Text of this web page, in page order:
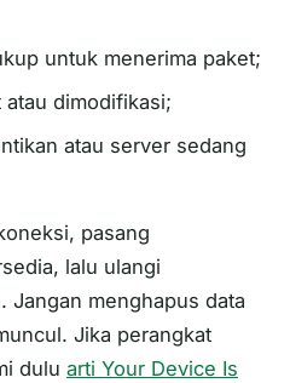
untuk menerima paket;
dimodifikasi;
atau server sedang
pasang
lalu ulangi
Jangan menghapus data
Jika perangkat
dulu arti Your Device Is